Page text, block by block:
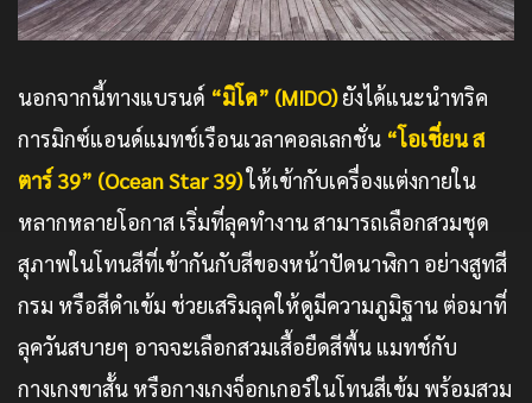
นอกจากนี้ทางแบรนด์ “มิโด” (MIDO)ยังได้แนะนำทริค
การมิกซ์แอนด์แมทช์เรือนเวลาคอลเลกชั่น “โอเชี่ยน ส
ตาร์ 39” (Ocean Star 39)ให้เข้ากับเครื่องแต่งกายใน
หลากหลายโอกาส เริ่มที่ลุคทำงาน สามารถเลือกสวมชุด
สุภาพในโทนสีที่เข้ากันกับสีของหน้าปัดนาฬิกา อย่างสูทสี
กรม หรือสีดำเข้ม ช่วยเสริมลุคให้ดูมีความภูมิฐาน ต่อมาที่
ลุควันสบายๆ อาจจะเลือกสวมเสื้อยืดสีพื้น แมทช์กับ
กางเกงขาสั้น หรือกางเกงจ็อกเกอร์ในโทนสีเข้ม พร้อมสวม